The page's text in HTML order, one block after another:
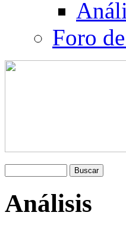
Foro
Análisis